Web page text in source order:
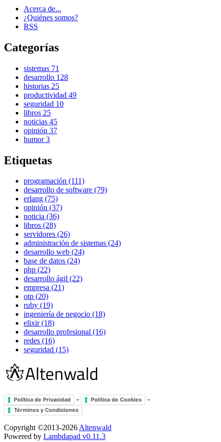
Acerca de...
¿Quiénes somos?
RSS
Categorías
sistemas 71
desarrollo 128
historias 25
productividad 49
seguridad 10
libros 25
noticias 45
opinión 37
humor3
Etiquetas
programación (111)
desarrollo de software (79)
erlang (75)
opinión (37)
noticia (36)
libros (28)
servidores (26)
administración de sistemas (24)
desarrollo web (24)
base de datos (24)
php (22)
desarrollo ágil (22)
empresa (21)
otp (20)
ruby (19)
ingeniería de negocio (18)
elixir (18)
desarrollo profesional (16)
redes (16)
seguridad (15)
Política de Privacidad - Política de Cookies -
Términos y Condiciones
Copyright ©2013-2026Altenwald
Powered by Lambdapad v0.11.3